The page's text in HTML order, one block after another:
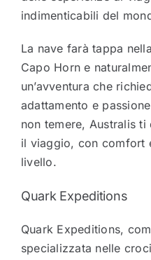
indimenticabili del
La nave farà tappa
Capo Horn e
un’avventura che
adattamento e
non temere, Australis
il viaggio, con comfort
livello.
Quark Expeditions
Quark Expeditions,
specializzata nelle